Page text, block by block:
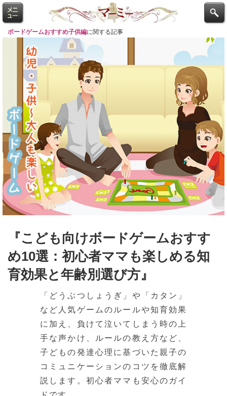
ボードゲームおすすめ子供編に関する記事
『こども向けボードゲームおすす
め10選：初心者ママも楽しめる知
育効果と年齢別選び方』
「どうぶつしょうぎ」や「カタン」
など人気ゲームのルールや知育効果
に加え、負けて泣いてしまう時の上
手な声かけ、ルールの教え方など、
子どもの発達心理に基づいた親子の
コミュニケーションのコツを徹底解
説します。初心者ママも安心のガイ